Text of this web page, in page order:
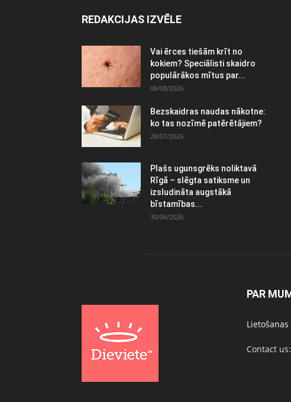
REDAKCIJAS IZVĒLE
Vai ērces tiešām krīt no
kokiem? Speciālisti skaidro
populārākos mītus par...
06/08/2026
Bezskaidras naudas nākotne:
ko tas nozīmē patērētājiem?
28/07/2026
Plašs ugunsgrēks noliktavā
Rīgā – slēgta satiksme un
izsludināta augstākā
bīstamības...
30/06/2026
PAR
Contact us: